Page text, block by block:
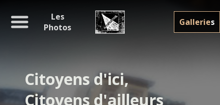
Les
Photos
Galleries
Citoyens d'ici,
Citoyens d'ailleurs